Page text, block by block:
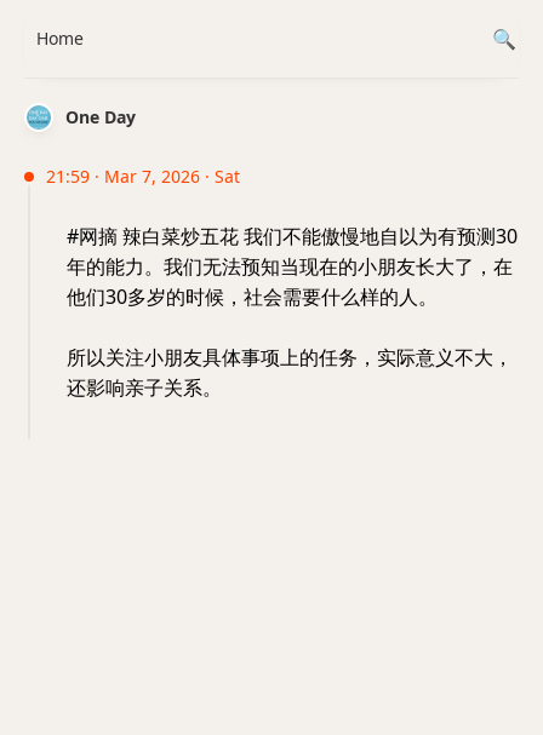
One Day
21:59 · Mar 7, 2026 · Sat
#网摘 辣白菜炒五花 我们不能傲慢地自以为有预测30
年的能力。我们无法预知当现在的小朋友长大了，在
他们30多岁的时候，社会需要什么样的人。
所以关注小朋友具体事项上的任务，实际意义不大，
还影响亲子关系。
Home